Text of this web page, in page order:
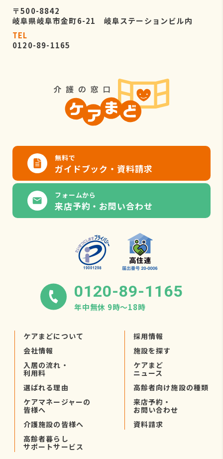
〒500-8842
岐阜県岐阜市金町6-21 岐阜ステーションビル内
TEL
0120-89-1165
無料で
ガイドブック・資料請求
フォームから
来店予約・お問い合わせ
0120-89-1165
年中無休 9時〜18時
ケアまどについて
会社情報
入居の流れ・
利用料
選ばれる理由
ケアマネージャーの
皆様へ
介護施設の皆様へ
高齢者暮らし
サポートサービス
採用情報
施設を探す
ケアまど
ニュース
高齢者向け施設の種類
来店予約・
お問い合わせ
資料請求